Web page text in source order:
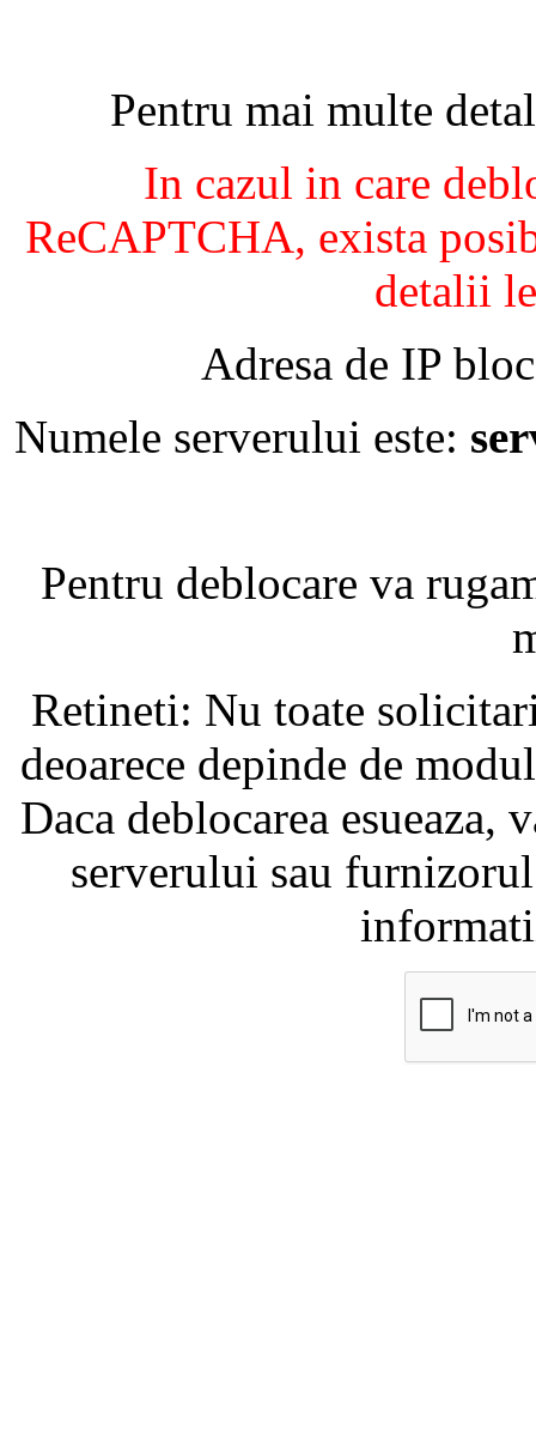
Pentru mai multe
In cazul in care
ReCAPTCHA, exista
detalii
Adresa de IP
Numele serverului este:
Pentru deblocare va
Retineti: Nu toate
deoarece depinde de
Daca deblocarea
serverului sau